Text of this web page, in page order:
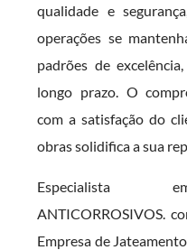
qualidade e
operações se
padrões de
longo prazo. O
com a satisfação do
obras solidifica a sua
Especialista
ANTICORROSIVOS.
Empresa de